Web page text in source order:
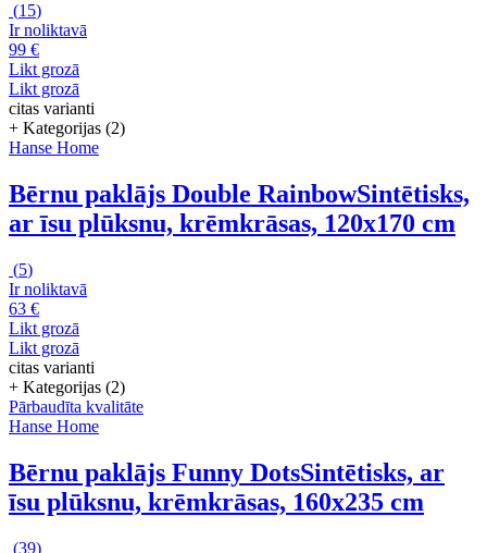
(15)
Ir noliktavā
99 €
Likt grozā
Likt grozā
citas varianti
+ Kategorijas (2)
Hanse Home
Bērnu paklājs Double RainbowSintētisks,
ar īsu plūksnu, krēmkrāsas, 120x170 cm
(5)
Ir noliktavā
63 €
Likt grozā
Likt grozā
citas varianti
+ Kategorijas (2)
Pārbaudīta kvalitāte
Hanse Home
Bērnu paklājs Funny DotsSintētisks, ar
īsu plūksnu, krēmkrāsas, 160x235 cm
(39)